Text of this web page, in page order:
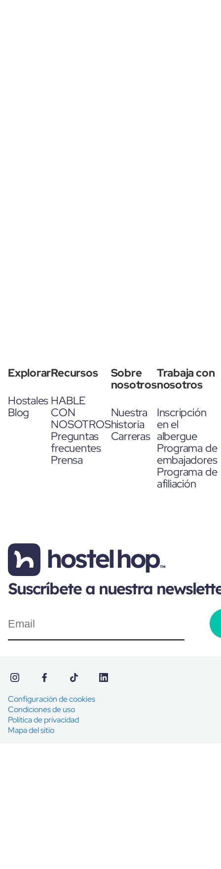
Explorar
Hostales
Blog
Recursos
HABLE
CON
NOSOTROS
Preguntas
frecuentes
Prensa
Sobre
nosotros
Nuestra
historia
Carreras
Trabaja con
nosotros
Inscripción
en el
albergue
Programa de
embajadores
Programa de
afiliación
Suscríbete a nuestra
Configuración de cookies
Condiciones de uso
Política de privacidad
Mapa del sitio